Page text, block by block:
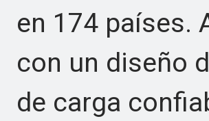
en 174 países.
con un diseño
de carga